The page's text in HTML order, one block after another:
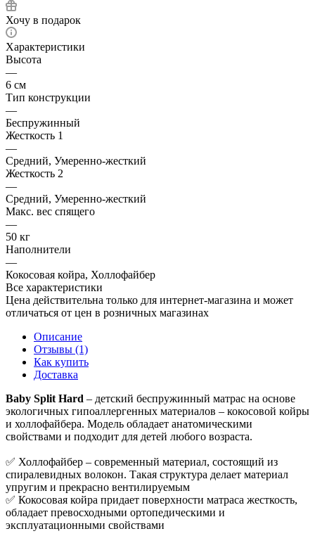
Хочу в подарок
Характеристики
Высота
—
6 см
Тип конструкции
—
Беспружинный
Жесткость 1
—
Средний, Умеренно-жесткий
Жесткость 2
—
Средний, Умеренно-жесткий
Макс. вес спящего
—
50 кг
Наполнители
—
Кокосовая койра, Холлофайбер
Все характеристики
Цена действительна только для интернет-магазина и может
отличаться от цен в розничных магазинах
Описание
Отзывы (1)
Как купить
Доставка
Baby Split Hard – детский беспружинный матрас на основе
экологичных гипоаллергенных материалов – кокосовой койры
и холлофайбера. Модель обладает анатомическими
свойствами и подходит для детей любого возраста.
✅ Холлофайбер – современный материал, состоящий из
спиралевидных волокон. Такая структура делает материал
упругим и прекрасно вентилируемым
✅ Кокосовая койра придает поверхности матраса жесткость,
обладает превосходными ортопедическими и
эксплуатационными свойствами